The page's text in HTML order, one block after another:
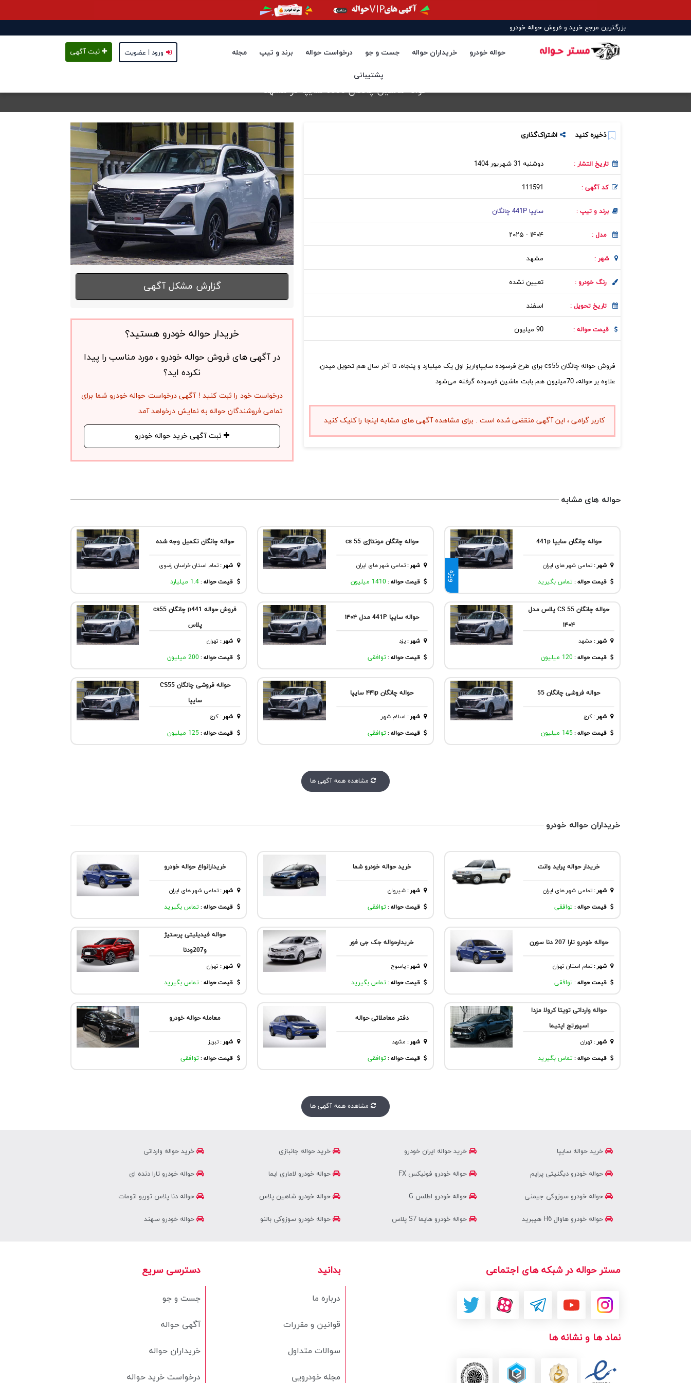
بزرگترین مرجع خرید و فروش حواله خودرو
ثبت آگهی ورود | عضویت حواله خودرو خریداران حواله جست و جو درخواست حواله برند و تیپ مجله
پشتیبانی
حواله ماشین چانگان cs55 سایپا در مشهد
ذخیره کنید اشتراک‌گذاری
تاریخ انتشار : دوشنبه 31 شهریور 1404
کد آگهی : 111591
برند و تیپ : سایپا 441P چانگان
مدل : ۱۴۰۴ - ۲۰۲۵
شهر : مشهد
رنگ خودرو : تعیین نشده
تاریخ تحویل : اسفند
قیمت حواله : 90 میلیون
فروش حواله چانگان cs55 برای طرح فرسوده سایپاواریز اول یک میلیارد و پنجاه، تا آخر سال هم تحویل میدن.
علاوه بر حواله، 70میلیون هم بابت ماشین فرسوده گرفته می‌شود
کاربر گرامی ، این آگهی منقضی شده است . برای مشاهده آگهی های مشابه اینجا را کلیک کنید
گزارش مشکل آگهی
خریدار حواله خودرو هستید؟
در آگهی های فروش حواله خودرو ، مورد مناسب را پیدا
نکرده اید؟
درخواست خود را ثبت کنید ! آگهی درخواست حواله خودرو شما برای
تمامی فروشندگان حواله به نمایش درخواهد آمد
ثبت آگهی خرید حواله خودرو
حواله های مشابه
ویژه
حواله چانگان سایپا 441p
شهر:تمامی شهر های ایران
قیمت حواله : تماس بگیرید
حواله چانگان مونتاژی cs 55
شهر:تمامی شهر های ایران
قیمت حواله : 1410 میلیون
حواله چانگان تکمیل وجه شده
شهر :تمام استان خراسان رضوی
قیمت حواله :1.4 میلیارد
حواله چانگان CS 55 پلاس مدل
۱۴۰۴
شهر: مشهد
قیمت حواله : 120 میلیون
حواله سایپا 441P مدل ۱۴۰۴
شهر:يزد
قیمت حواله : توافقی
فروش حواله p441 چانگان cs55
پلاس
شهر : تهران
قیمت حواله : 200 میلیون
حواله فروشی چانگان 55
شهر:كرج
قیمت حواله :145 میلیون
حواله چانگان ۴۴۱p سایپا
شهر: اسلام شهر
قیمت حواله : توافقی
حواله فروشی چانگان CS55
سایپا
شهر :كرج
قیمت حواله :125 میلیون
مشاهده همه آگهی ها
خریداران حواله خودرو
خریدار حواله پراید وانت
شهر:تمامی شهر های ایران
قیمت حواله : توافقی
خرید حواله خودرو شما
شهر:شيروان
قیمت حواله : توافقی
خریدارانواع حواله خودرو
شهر :تمامی شهر های ایران
قیمت حواله : تماس بگیرید
حواله خودرو تارا 207 دنا سورن
شهر:تمام استان تهران
قیمت حواله : توافقی
خریدارحواله جک جی فور
شهر:یاسوج
قیمت حواله : تماس بگیرید
حواله فیدیلیتی پرستیژ
و207ودنا
شهر : تهران
قیمت حواله : تماس بگیرید
حواله وارداتی تویتا کرولا مزدا
اسپورتج اپتیما
شهر: تهران
قیمت حواله : تماس بگیرید
دفتر معاملاتی حواله
شهر: مشهد
قیمت حواله : توافقی
معامله حواله خودرو
شهر :تبريز
قیمت حواله : توافقی
مشاهده همه آگهی ها
خرید حواله وارداتی خرید حواله جانبازی خرید حواله ایران خودرو خرید حواله سایپا
حواله خودرو تارا دنده ای حواله خودرو لاماری ایما حواله خودرو فونیکس FX حواله خودرو دیگنیتی پرایم
حواله دنا پلاس توربو اتومات حواله خودرو شاهین پلاس حواله خودرو اطلس G حواله خودرو سوزوکی جیمنی
حواله خودرو سهند حواله خودرو سوزوکی بالنو حواله خودرو هایما S7 پلاس حواله خودرو هاوال H6 هیبرید
دسترسی سریع
جست و جو
آگهی حواله
خریداران حواله
درخواست خرید حواله
بدانید
درباره ما
قوانین و مقررات
سوالات متداول
مجله خودرویی
مستر حواله در شبکه های اجتماعی
نماد ها و نشانه ها